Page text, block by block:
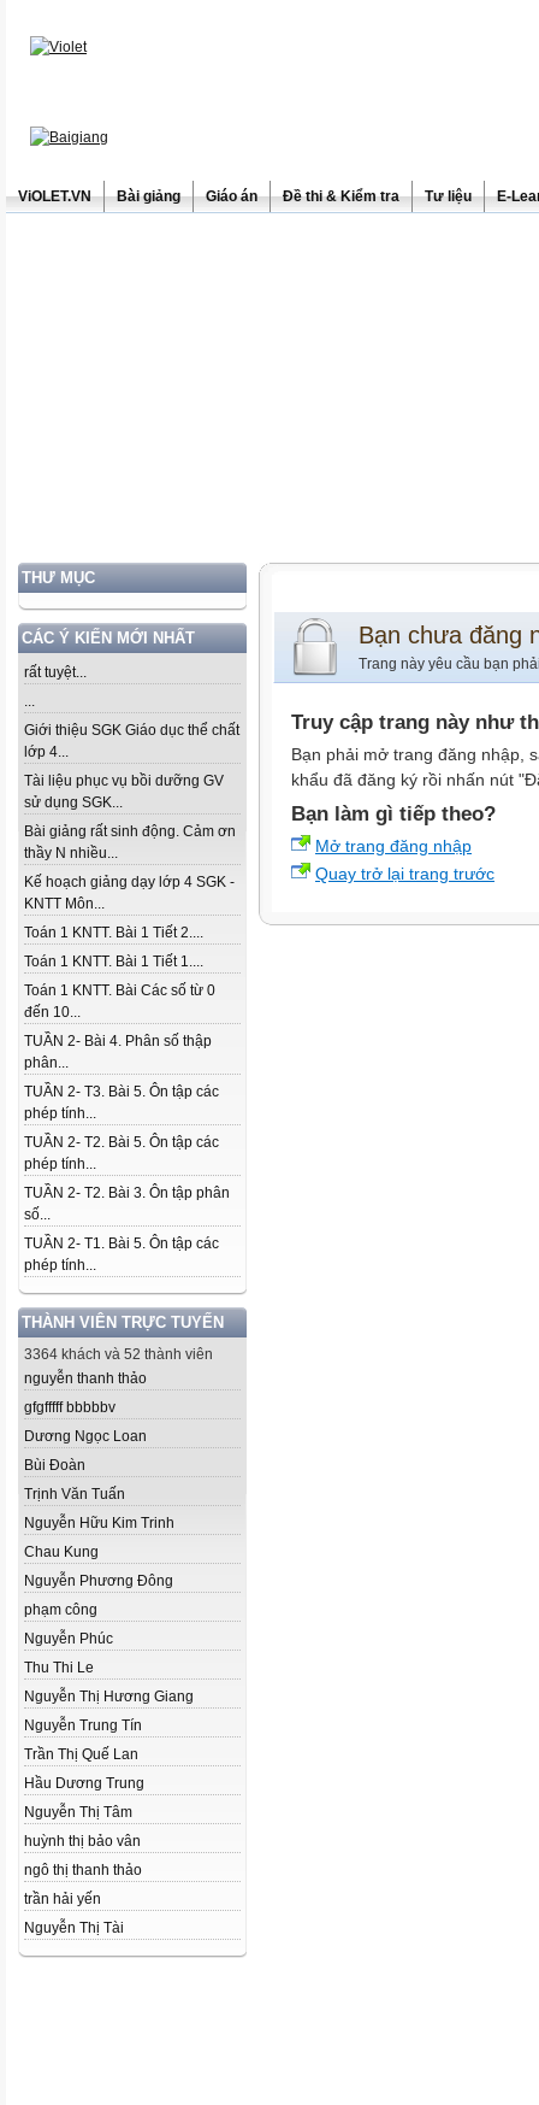
ViOLET.VN Bài giảng Giáo án Đề thi & Kiểm tra Tư liệu E-
THƯ MỤC
CÁC Ý KIẾN MỚI NHẤT
rất tuyệt...
...
Giới thiệu SGK Giáo dục thể chất
lớp 4...
Tài liệu phục vụ bồi dưỡng GV
sử dụng SGK...
Bài giảng rất sinh động. Cảm ơn
thầy N nhiều...
Kế hoạch giảng dạy lớp 4 SGK -
KNTT Môn...
Toán 1 KNTT. Bài 1 Tiết 2....
Toán 1 KNTT. Bài 1 Tiết 1....
Toán 1 KNTT. Bài Các số từ 0
đến 10...
TUẦN 2- Bài 4. Phân số thập
phân...
TUẦN 2- T3. Bài 5. Ôn tập các
phép tính...
TUẦN 2- T2. Bài 5. Ôn tập các
phép tính...
TUẦN 2- T2. Bài 3. Ôn tập phân
số...
TUẦN 2- T1. Bài 5. Ôn tập các
phép tính...
THÀNH VIÊN TRỰC TUYẾN
3364 khách và 52 thành viên
nguyễn thanh thảo
gfgfffff bbbbbv
Dương Ngọc Loan
Bùi Đoàn
Trịnh Văn Tuấn
Nguyễn Hữu Kim Trinh
Chau Kung
Nguyễn Phương Đông
phạm công
Nguyễn Phúc
Thu Thi Le
Nguyễn Thị Hương Giang
Nguyễn Trung Tín
Trần Thị Quế Lan
Hầu Dương Trung
Nguyễn Thị Tâm
huỳnh thị bảo vân
ngô thị thanh thảo
trần hải yến
Nguyễn Thị Tài
Bạn chưa đăng
Trang này yêu cầu bạn
Truy cập trang này như
Bạn phải mở trang đăng nhập,
khẩu đã đăng ký rồi nhấn nút
Bạn làm gì tiếp theo?
Mở trang đăng nhập
Quay trở lại trang trước